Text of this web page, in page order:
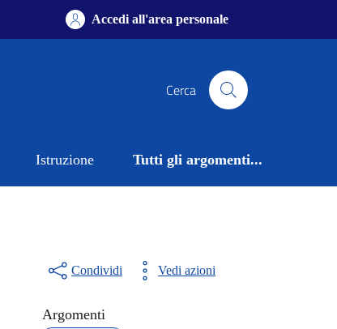
Accedi all'area personale
Cerca
Istruzione Tutti gli argomenti...
Condividi Vedi azioni
Argomenti